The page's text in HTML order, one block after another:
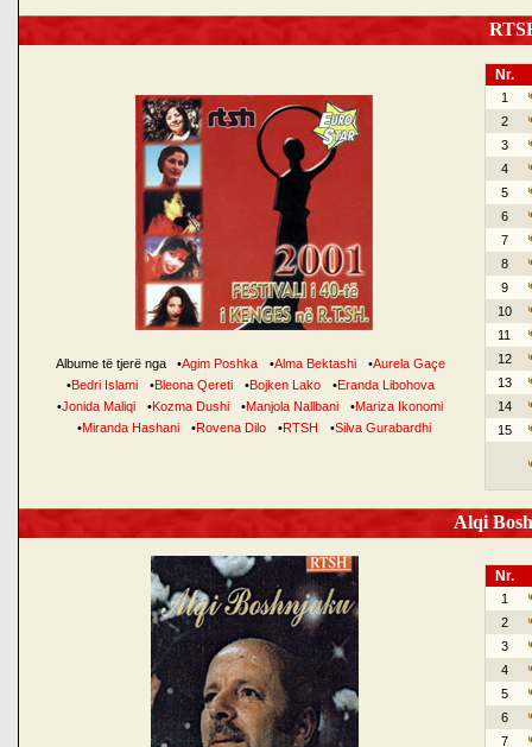
Albume të tjerë nga •Agim Poshka •Alma Bektashi •Aurela Gaçe
•Bedri Islami •Bleona Qereti •Bojken Lako •Eranda Libohova
•Jonida Maliqi •Kozma Dushi •Manjola Nallbani •Mariza Ikonomi
•Miranda Hashani •Rovena Dilo •RTSH •Silva Gurabardhi
Nr.
1
2
3
4
5
6
7
8
9
10
11
12
13
14
15
Alqi
Nr.
1
2
3
4
5
6
7